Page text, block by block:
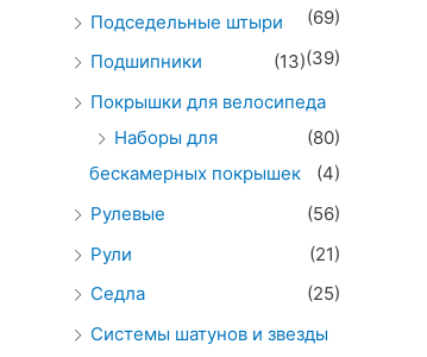
(69)
Подседельные штыри
(39)
Подшипники
(13)
Покрышки для велосипеда
(80)
Наборы для
бескамерных покрышек
(4)
Рулевые
(56)
Рули
(21)
Седла
(25)
Системы шатунов и звезды